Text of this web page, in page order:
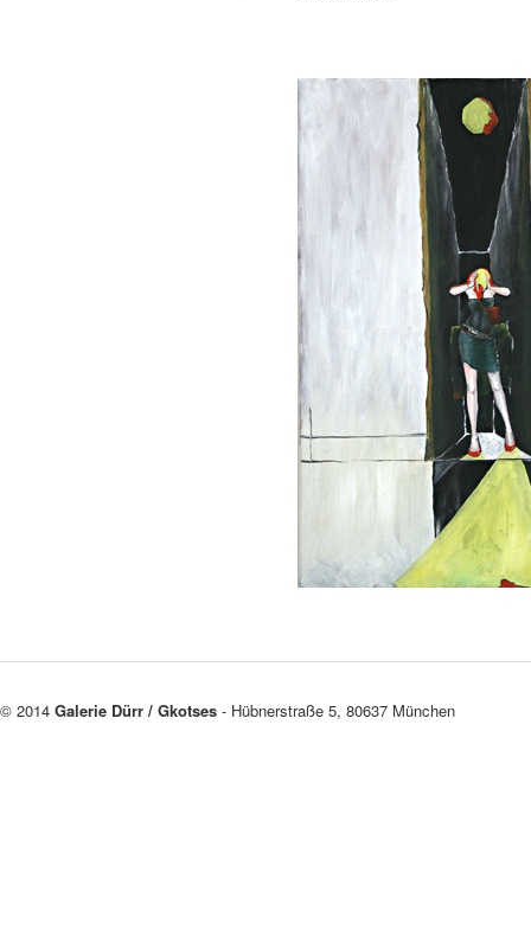
© 2014 Galerie Dürr / Gkotses - Hübnerstraße 5, 80637 München